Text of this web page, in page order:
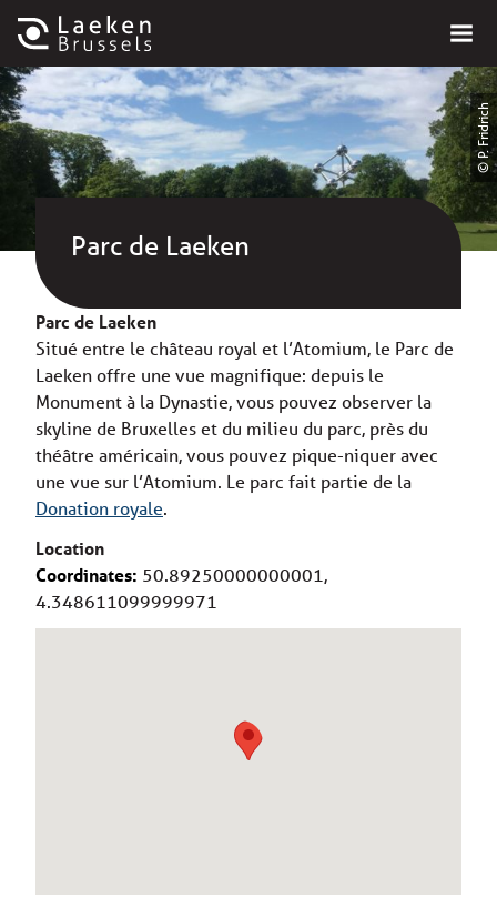
© P. Fridrich
Parc de Laeken
Parc de Laeken
Situé entre le château royal et l’Atomium, le Parc de
Laeken offre une vue magnifique: depuis le
Monument à la Dynastie, vous pouvez observer la
skyline de Bruxelles et du milieu du parc, près du
théâtre américain, vous pouvez pique-niquer avec
une vue sur l’Atomium. Le parc fait partie de la
Donation royale.
Location
Coordinates: 50.89250000000001,
4.348611099999971